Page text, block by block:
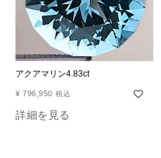
アクアマリン4.83ct
¥ 796,950 税込
詳細を見る